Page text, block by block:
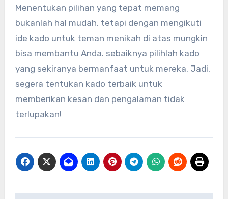
Menentukan pilihan yang tepat memang
bukanlah hal mudah, tetapi dengan mengikuti
ide kado untuk teman menikah di atas mungkin
bisa membantu Anda. sebaiknya pilihlah kado
yang sekiranya bermanfaat untuk mereka. Jadi,
segera tentukan kado terbaik untuk
memberikan kesan dan pengalaman tidak
terlupakan!